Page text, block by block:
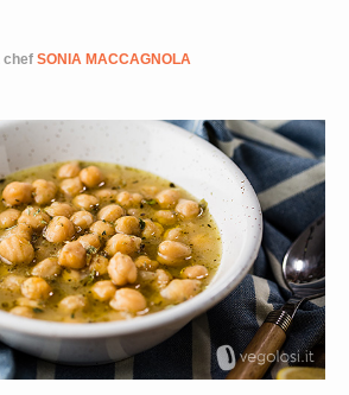
chef SONIA MACCAGNOLA